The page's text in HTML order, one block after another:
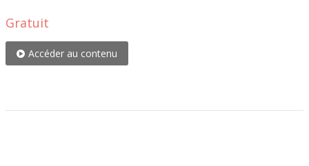
Gratuit
Accéder au contenu